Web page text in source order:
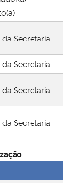
Secretaria
Secretaria
Secretaria
Secretaria